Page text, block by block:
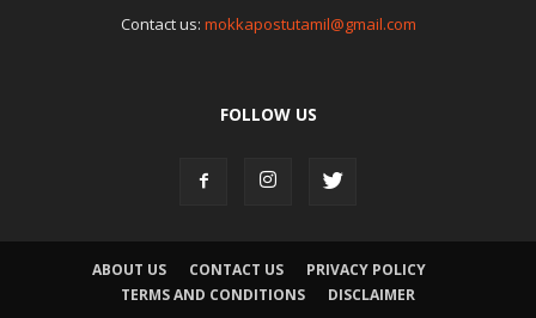
Contact us: mokkapostutamil@gmail.com
FOLLOW US
ABOUT US CONTACT US
PRIVACY POLICY
TERMS AND CONDITIONS
DISCLAIMER